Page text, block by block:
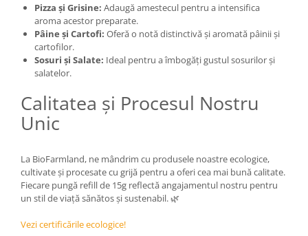
Pizza și Grisine: Adaugă amestecul pentru a intensifica
aroma acestor preparate.
Pâine și Cartofi: Oferă o notă distinctivă și aromată pâinii și
cartofilor.
Sosuri și Salate: Ideal pentru a îmbogăți gustul sosurilor și
salatelor.
Calitatea și Procesul Nostru
Unic
La BioFarmland, ne mândrim cu produsele noastre ecologice,
cultivate și procesate cu grijă pentru a oferi cea mai bună calitate.
Fiecare pungă refill de 15g reflectă angajamentul nostru pentru
un stil de viață sănătos și sustenabil. 🌿
Vezi certificările ecologice!